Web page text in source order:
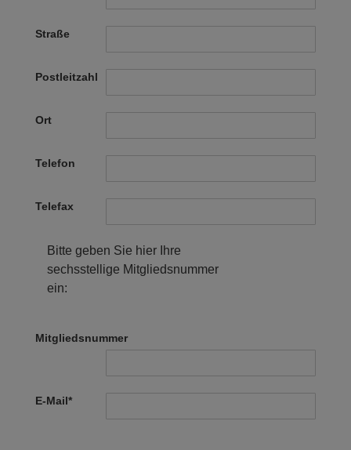
Straße
Postleitzahl
Ort
Telefon
Telefax
Bitte geben Sie hier Ihre
sechsstellige Mitgliedsnummer
ein:
Mitgliedsnummer
E-Mail*